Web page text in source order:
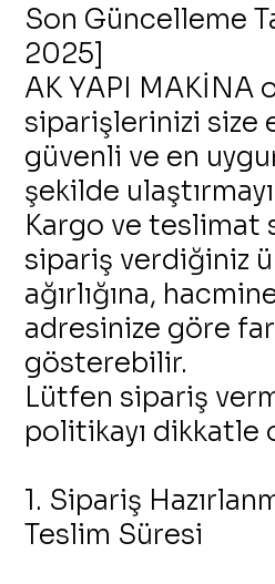
Son Güncelleme
2025]
AK YAPI MAKİNA
siparişlerinizi size
güvenli ve en
şekilde
Kargo ve teslimat
sipariş verdiğiniz
ağırlığına,
adresinize göre
gösterebilir.
Lütfen sipariş
politikayı dikkatle
1. Sipariş
Teslim Süresi